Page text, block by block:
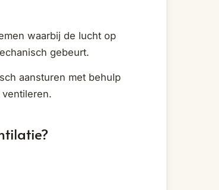
waarbij de lucht op
gebeurt.
aansturen met behulp